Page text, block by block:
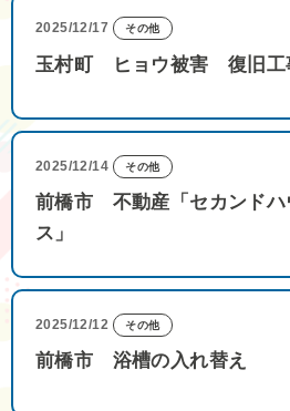
2025/12/17 その他
玉村町 ヒョウ被害 復旧工
2025/12/14 その他
前橋市 不動産「セカンドハ
ス」
2025/12/12 その他
前橋市 浴槽の入れ替え